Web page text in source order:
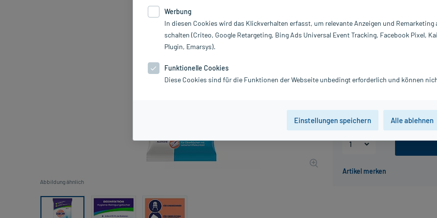
Abbildung ähnlich
4,49 €
PZN:
Hersteller:
Werbung
In diesen Cookies wird das Klickverhalten erfasst, um relevante Anzeigen und Remarketing
schalten (Criteo, Google Retargeting, Bing Ads Universal Event Tracking, Facebook Pixel,
Plugin, Emarsys).
Funktionelle Cookies
Diese Cookies sind für die Funktionen der Webseite unbedingt erforderlich und können
Einstellungen speichern Alle ablehnen